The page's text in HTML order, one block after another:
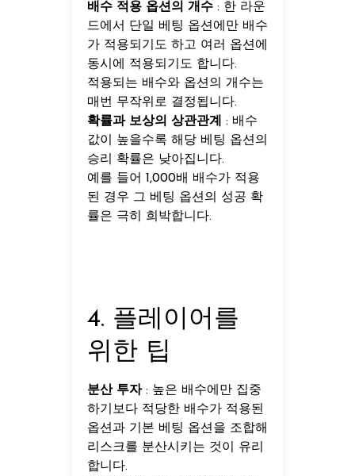
배수 적용 옵션의 개수 : 한 라운
드에서 단일 베팅 옵션에만 배수
가 적용되기도 하고 여러 옵션에
동시에 적용되기도 합니다.
적용되는 배수와 옵션의 개수는
매번 무작위로 결정됩니다.
확률과 보상의 상관관계 : 배수
값이 높을수록 해당 베팅 옵션의
승리 확률은 낮아집니다.
예를 들어 1,000배 배수가 적용
된 경우 그 베팅 옵션의 성공 확
률은 극히 희박합니다.
4. 플레이어를
위한 팁
분산 투자 : 높은 배수에만 집중
하기보다 적당한 배수가 적용된
옵션과 기본 베팅 옵션을 조합해
리스크를 분산시키는 것이 유리
합니다.